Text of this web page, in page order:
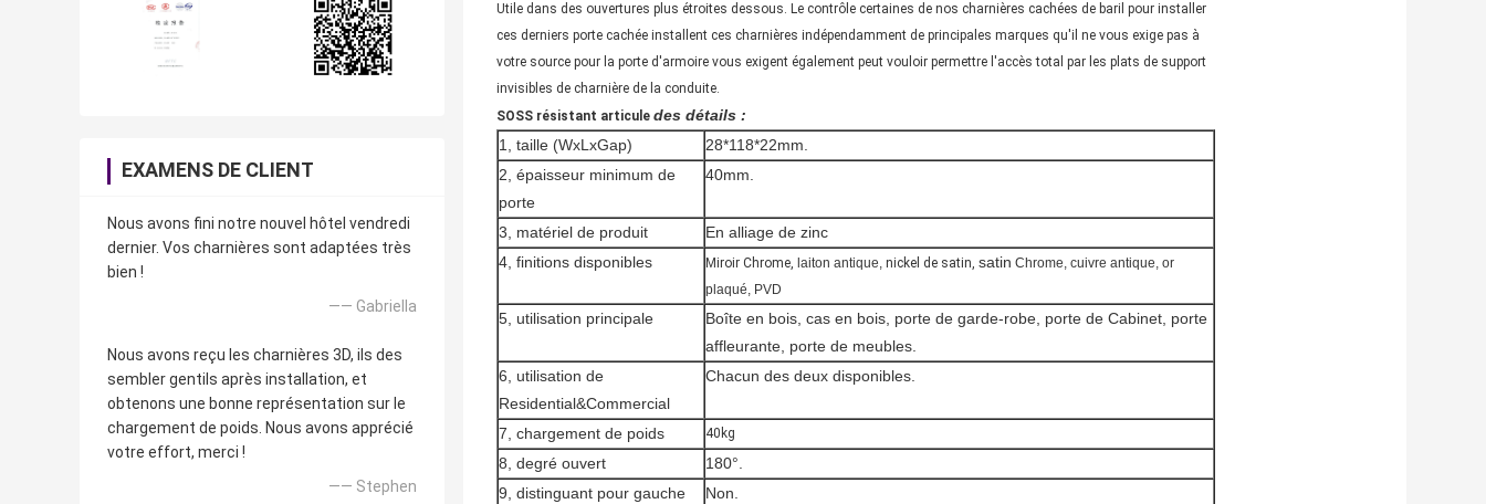
EXAMENS DE CLIENT
Nous avons fini notre nouvel hôtel vendredi
dernier. Vos charnières sont adaptées très
bien !
—— Gabriella
Nous avons reçu les charnières 3D, ils des
sembler gentils après installation, et
obtenons une bonne représentation sur le
chargement de poids. Nous avons apprécié
votre effort, merci !
—— Stephen
Utile dans des ouvertures plus étroites dessous. Le contrôle certaines de nos charnières cachées de baril pour installer
ces derniers porte cachée installent ces charnières indépendamment de principales marques qu'il ne vous exige pas à
votre source pour la porte d'armoire vous exigent également peut vouloir permettre l'accès total par les plats de support
invisibles de charnière de la conduite.
SOSS résistant articule des détails :
1, taille (WxLxGap)
28*118*22mm.
2, épaisseur minimum de
porte
40mm.
3, matériel de produit
En alliage de zinc
4, finitions disponibles
Miroir Chrome, laiton antique, nickel de satin, satin Chrome, cuivre antique, or
plaqué, PVD
5, utilisation principale
Boîte en bois, cas en bois, porte de garde-robe, porte de Cabinet, porte
affleurante, porte de meubles.
6, utilisation de
Residential&Commercial
Chacun des deux disponibles.
7, chargement de poids 40kg
8, degré ouvert
180°.
9, distinguant pour gauche
Non.